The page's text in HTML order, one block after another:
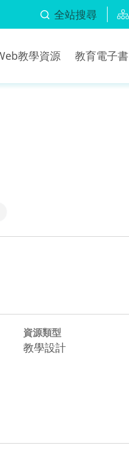
全站搜尋
教學資源 教育電子書
資源類型
教學設計